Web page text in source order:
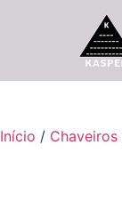
Início / Chaveiros